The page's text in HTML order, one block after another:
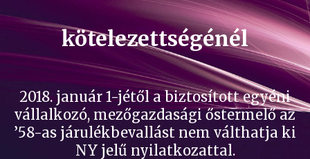
kötelezettségénél
2018. január 1-jétől a biztosított egyéni
vállalkozó, mezőgazdasági őstermelő az
’58-as járulékbevallást nem válthatja ki
NY jelű nyilatkozattal.